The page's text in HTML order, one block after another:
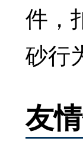
件，
砂行
友